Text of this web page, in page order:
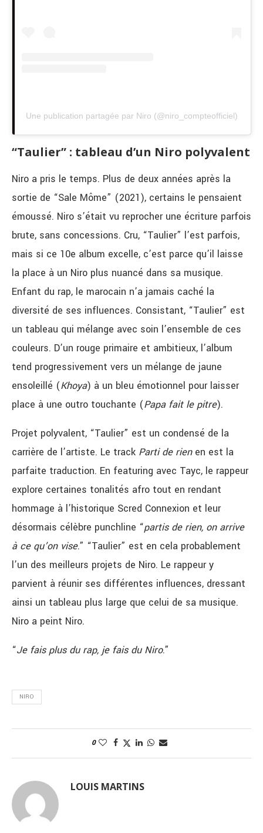
Une publication partagée par Niro (@niro_compteofficiel)
“Taulier” : tableau d’un Niro polyvalent
Niro a pris le temps. Plus de deux années après la
sortie de “Sale Môme” (2021), certains le pensaient
émoussé. Niro s’était vu reprocher une écriture parfois
brute, sans concessions. Cru, “Taulier” l’est parfois,
mais si ce 10e album excelle, c’est parce qu’il laisse
la place à un Niro plus nuancé dans sa musique.
Enfant du rap, le marocain n’a jamais caché la
diversité de ses influences. Consistant, “Taulier” est
un tableau qui mélange avec soin l’ensemble de ces
couleurs. D’un rouge primaire et ambitieux, l’album
tend progressivement vers un mélange de jaune
ensoleillé (Khoya) à un bleu émotionnel pour laisser
place à une outro touchante (Papa fait le pitre).
Projet polyvalent, “Taulier” est un condensé de la
carrière de l’artiste. Le track Parti de rienen est la
parfaite traduction. En featuring avec Tayc, le rappeur
explore certaines tonalités afro tout en rendant
hommage à l’historique Scred Connexion et leur
désormais célèbre punchline “partis de rien, on arrive
à ce qu’on vise.” “Taulier” est en cela probablement
l’un des meilleurs projets de Niro. Le rappeur y
parvient à réunir ses différentes influences, dressant
ainsi un tableau plus large que celui de sa musique.
Niro a peint Niro.
“Je fais plus du rap, je fais du Niro.”
NIRO
0
LOUIS MARTINS